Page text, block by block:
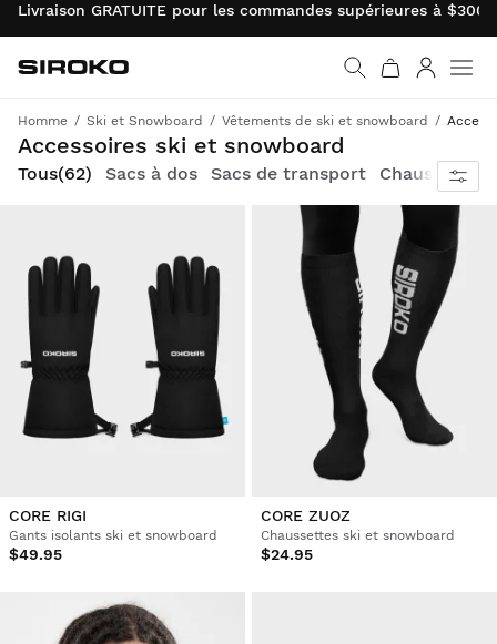
Livraison GRATUITE pour les commandes supérieures à
Retourner à la page
Siroko.com
Homme Ski et Snowboard Vêtements de ski et snowboard
Accessoires ski et snowboard
Vêtements et accessoires ski et snowboard pour conjuguer style et performances sur les pistes.
Tous(62) Sacs à dos Sacs de transport Chaussettes
CORE RIGI
Gants isolants ski et snowboard
$49.95
CORE ZUOZ
Chaussettes ski et snowboard
$24.95